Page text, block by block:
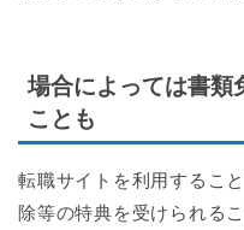
場合によっては書類
ことも
転職サイトを利用するこ
除等の特典を受けられる